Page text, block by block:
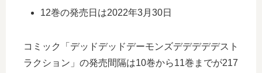
12巻の発売日は2022年3月30日
コミック「デッドデッドデーモンズデデデデデスト
ラクション」の発売間隔は10巻から11巻までが217